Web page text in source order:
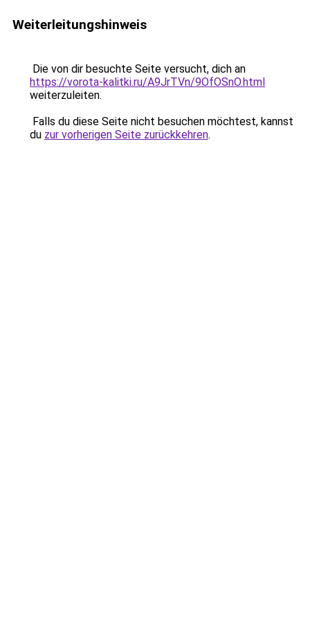
Weiterleitungshinweis
Die von dir besuchte Seite versucht, dich an
https://vorota-kalitki.ru/A9JrTVn/9OfOSnO.html
weiterzuleiten.
Falls du diese Seite nicht besuchen möchtest, kannst
du zur vorherigen Seite zurückkehren.